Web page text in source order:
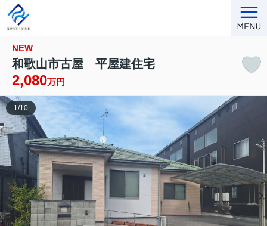
NEW
和歌山市古屋 平屋建住宅
2,080万円
1 /10